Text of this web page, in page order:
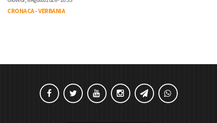
CRONACA-VERBANIA